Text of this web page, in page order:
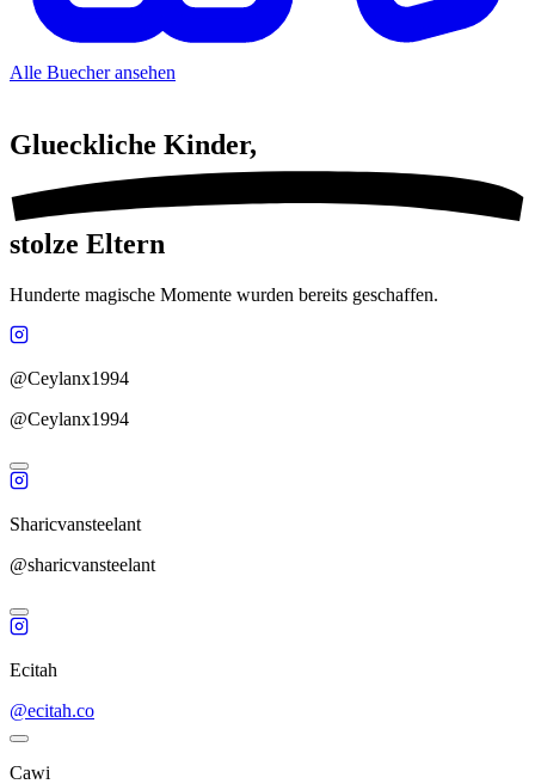
Alle Buecher ansehen
Glueckliche Kinder,
stolze Eltern
Hunderte magische Momente wurden bereits geschaffen.
@Ceylanx1994
@Ceylanx1994
Sharicvansteelant
@sharicvansteelant
Ecitah
@ecitah.co
Cawi